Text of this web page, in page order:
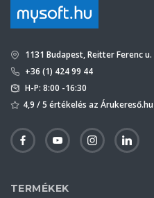
1131 Budapest, Reitter Ferenc u.
+36 (1) 424 99 44
H-P: 8:00 -16:30
4,9 / 5 értékelés az
TERMÉKEK